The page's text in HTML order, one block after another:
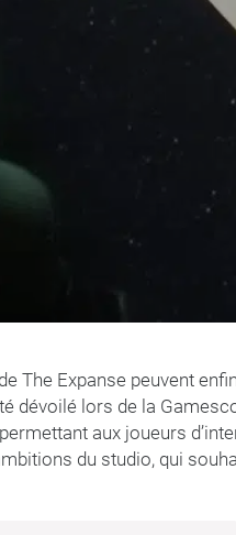
The Expanse peuvent
dévoilé lors de la
aux joueurs
du studio, qui